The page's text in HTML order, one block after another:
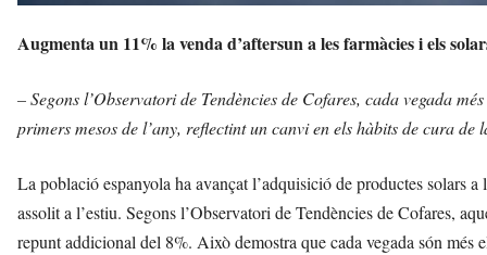
Augmenta un 11% la venda d’aftersun a les farmàcies i els
– Segons l’Observatori de Tendències de Cofares, cada vegada
primers mesos de l’any, reflectint un canvi en els hàbits de cura de
La població espanyola ha avançat l’adquisició de productes solars
assolit a l’estiu. Segons l’Observatori de Tendències de Cofares,
repunt addicional del 8%. Això demostra que cada vegada són més